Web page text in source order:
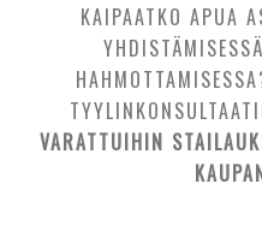
KAIPAATKO APUA
VARATTUIHIN